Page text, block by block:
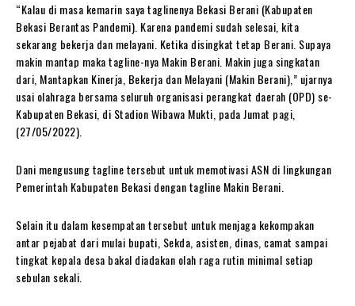
“Kalau di masa kemarin saya taglinenya Bekasi Berani (Kabupaten
Bekasi Berantas Pandemi). Karena pandemi sudah selesai, kita
sekarang bekerja dan melayani. Ketika disingkat tetap Berani. Supaya
makin mantap maka tagline-nya Makin Berani. Makin juga singkatan
dari, Mantapkan Kinerja, Bekerja dan Melayani (Makin Berani),” ujarnya
usai olahraga bersama seluruh organisasi perangkat daerah (OPD) se-
Kabupaten Bekasi, di Stadion Wibawa Mukti, pada Jumat pagi,
(27/05/2022).
Dani mengusung tagline tersebut untuk memotivasi ASN di lingkungan
Pemerintah Kabupaten Bekasi dengan tagline Makin Berani.
Selain itu dalam kesempatan tersebut untuk menjaga kekompakan
antar pejabat dari mulai bupati, Sekda, asisten, dinas, camat sampai
tingkat kepala desa bakal diadakan olah raga rutin minimal setiap
sebulan sekali.